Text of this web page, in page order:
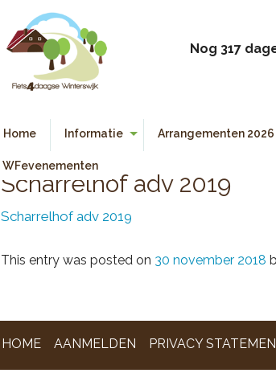
Nog 317
Home Informatie
Algemene Informatie
Deelnemers Informatie
Reglement
Arrangementen 2026
WFevenementen
Scharrelhof adv 2019
Scharrelhof adv 2019
This entry was posted on 30 november 2018
HOME AANMELDEN PRIVACY